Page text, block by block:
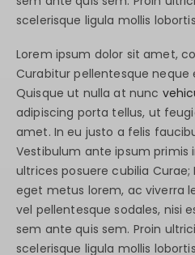
scelerisque ligula mollis
Lorem ipsum dolor sit amet,
Curabitur pellentesque
Quisque ut nulla at nunc
adipiscing porta tellus, ut
amet. In eu justo a felis
Vestibulum ante ipsum
ultrices posuere cubilia Curae;
eget metus lorem, ac viverra
vel pellentesque sodales, nisi
sem ante quis sem. Proin
scelerisque ligula mollis